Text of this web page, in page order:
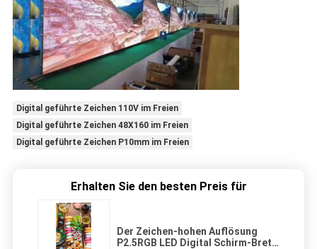
Digital geführte Zeichen 110V im Freien
Digital geführte Zeichen 48X160 im Freien
Digital geführte Zeichen P10mm im Freien
Erhalten Sie den besten Preis für
Der Zeichen-hohen Auflösung
P2.5RGB LED Digital Schirm-Brett